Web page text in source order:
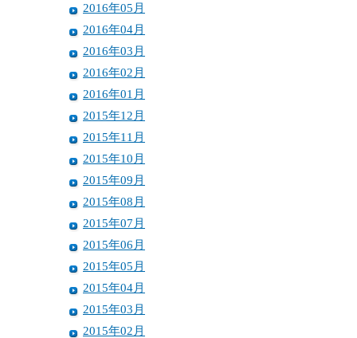
2016年05月
2016年04月
2016年03月
2016年02月
2016年01月
2015年12月
2015年11月
2015年10月
2015年09月
2015年08月
2015年07月
2015年06月
2015年05月
2015年04月
2015年03月
2015年02月